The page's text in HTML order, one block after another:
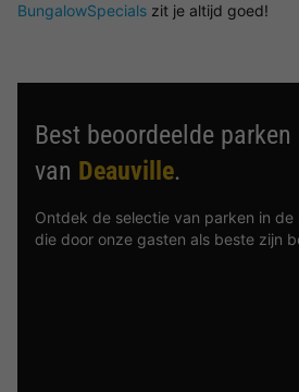
BungalowSpecials zit je altijd goed!
Best beoordeelde
van Deauville.
Ontdek de selectie van parken in de
die door onze gasten als beste zijn